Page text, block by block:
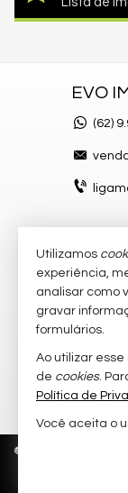
EVO
(62)
VEJA
©
Utilizamos
experiência,
analisar como
gravar
formulários.
Ao utilizar
de cookies.
Política de
Você aceita o